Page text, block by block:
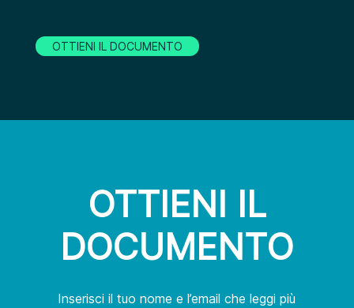
OTTIENI IL DOCUMENTO
OTTIENI IL
DOCUMENTO
Inserisci il tuo nome e l’email che leggi più